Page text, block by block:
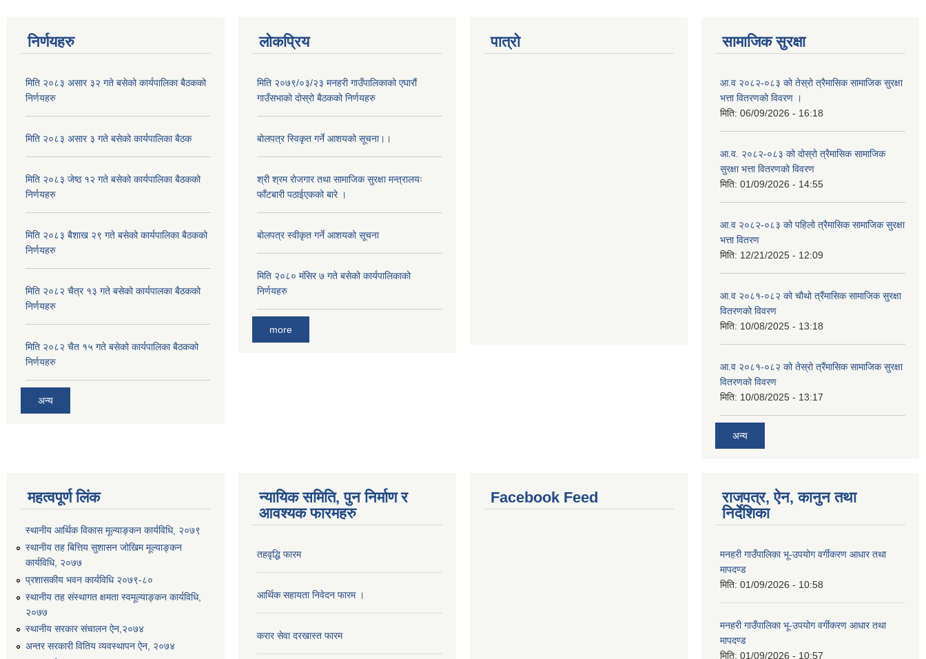
निर्णयहरु
मिति २०८३ असार ३२ गते बसेको कार्यपालिका बैठकको
निर्णयहरु
मिति २०८३ असार ३ गते बसेको कार्यपालिका बैठक
मिति २०८३ जेष्ठ १२ गते बसेको कार्यपालिका बैठकको
निर्णयहरु
मिति २०८३ बैशाख २९ गते बसेको कार्यपालिका बैठकको
निर्णयहरु
मिति २०८२ चैत्र १३ गते बसेको कार्यपालका बैठकको
निर्णयहरु
मिति २०८२ चैत १५ गते बसेको कार्यपालिका बैठकको
निर्णयहरु
अन्य
लोकप्रिय
मिति २०७९/०३/२३ मनहरी गाउँपालिकाको एघारौं
गाउँसभाको दोस्रो बैठकको निर्णयहरु
बोलपत्र स्विकृत गर्ने आशयको सूचना।।
श्री श्रम रोजगार तथा सामाजिक सुरक्षा मन्त्रालयः
फाँटबारी पठाईएकको बारे ।
बोलपत्र स्वीकृत गर्ने आशयको सूचना
मिति २०८० मंसिर ७ गते बसेको कार्यपालिकाको
निर्णयहरु
more
पात्रो सामाजिक सुरक्षा
आ.व २०८२-०८३ को तेस्रो त्रैमासिक सामाजिक सुरक्षा
भत्ता वितरणको विवरण ।
मिति: 06/09/2026 - 16:18
आ.व. २०८२-०८३ को दोस्रो त्रैमासिक सामाजिक
सुरक्षा भत्ता वितरणको विवरण
मिति: 01/09/2026 - 14:55
आ.व २०८२-०८३ को पहिलो त्रैमासिक सामाजिक सुरक्षा
भत्ता वितरण
मिति: 12/21/2025 - 12:09
आ.व २०८१-०८२ को चौथो त्रैंमासिक सामाजिक सुरक्षा
वितरणको विवरण
मिति: 10/08/2025 - 13:18
आ.व २०८१-०८२ को तेस्रो त्रैंमासिक सामाजिक सुरक्षा
वितरणको विवरण
मिति: 10/08/2025 - 13:17
अन्य
महत्वपूर्ण लिंक
स्थानीय आर्थिक विकास मूल्याङ्कन कार्यविधि, २०७९
स्थानीय तह बित्तिय सुशासन जोखिम मूल्याङ्कन
कार्यविधि, २०७७
प्रशासकीय भवन कार्यविधि २०७९-८०
स्थानीय तह संस्थागत क्षमता स्वमूल्याङ्कन कार्यविधि,
२०७७
स्थानीय सरकार संचालन ऐन,२०७४
अन्तर सरकारी वितिय व्यवस्थापन ऐन, २०७४
न्यायिक समिति, पुन निर्माण र
आवश्यक फारमहरु
तहवृद्धि फारम
आर्थिक सहायता निवेदन फारम ।
करार सेवा दरखास्त फारम
Facebook Feed
राजपत्र, ऐन, कानुन तथा
निर्देशिका
मनहरी गाउँपालिका भू-उपयोग वर्गीकरण आधार तथा
मापदण्ड
मिति: 01/09/2026 - 10:58
मनहरी गाउँपालिका भू-उपयोग वर्गीकरण आधार तथा
मापदण्ड
मिति: 01/09/2026 - 10:57